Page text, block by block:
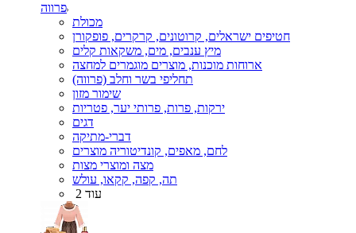
פרווה
מכולת
חטיפים ישראלים, קרוטונים, קרקרים, פופקורן
מיץ ענבים, מים, משקאות קלים
ארוחות מוכנות, מוצרים מוגמרים למחצה
תחליפי בשר וחלב (פרווה)
שימור מזון
ירקות, פרות, פרותי יער, פטריות
דגים
דברי-מתיקה
לחם, מאפים, קונדיטוריה מוצרים
מצה ומוצרי מצות
תה, קפה, קקאו, עולש
עוד 2